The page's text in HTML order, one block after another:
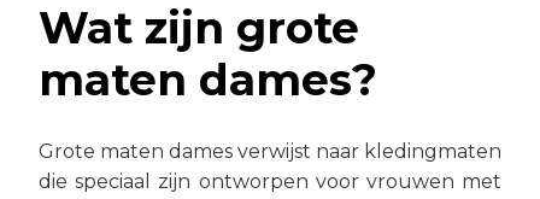
Wat zijn grote
maten dames?
Grote maten dames verwijst naar kledingmaten
die speciaal zijn ontworpen voor vrouwen met